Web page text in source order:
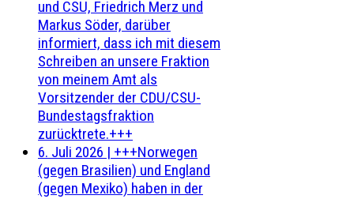
und CSU, Friedrich Merz und
Markus Söder, darüber
informiert, dass ich mit diesem
Schreiben an unsere Fraktion
von meinem Amt als
Vorsitzender der CDU/CSU-
Bundestagsfraktion
zurücktrete.+++
6. Juli 2026 | +++Norwegen
(gegen Brasilien) und England
(gegen Mexiko) haben in der